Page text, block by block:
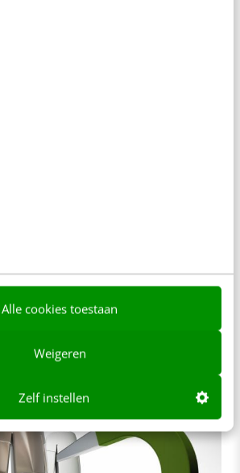
Alle cookies toestaan
Weigeren
Zelf instellen
logisch gevolg posten
nu…